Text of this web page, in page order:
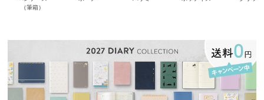
（筆箱）